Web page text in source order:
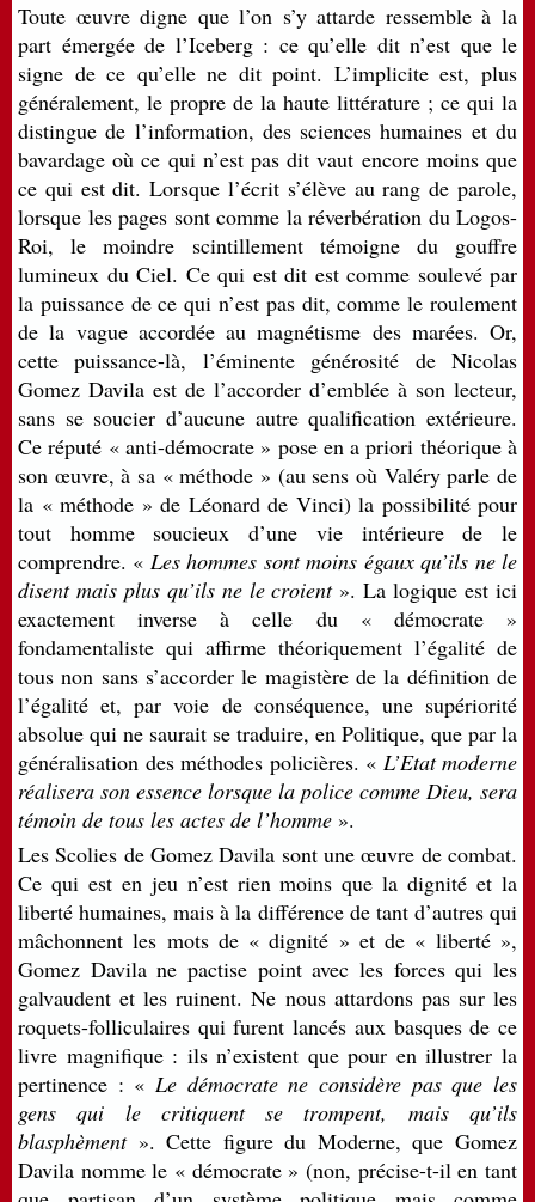
Toute œuvre digne que l’on s’y attarde ressemble à la
part émergée de l’Iceberg : ce qu’elle dit n’est que le
signe de ce qu’elle ne dit point. L’implicite est, plus
généralement, le propre de la haute littérature ; ce qui la
distingue de l’information, des sciences humaines et du
bavardage où ce qui n’est pas dit vaut encore moins que
ce qui est dit. Lorsque l’écrit s’élève au rang de parole,
lorsque les pages sont comme la réverbération du Logos-
Roi, le moindre scintillement témoigne du gouffre
lumineux du Ciel. Ce qui est dit est comme soulevé par
la puissance de ce qui n’est pas dit, comme le roulement
de la vague accordée au magnétisme des marées. Or,
cette puissance-là, l’éminente générosité de Nicolas
Gomez Davila est de l’accorder d’emblée à son lecteur,
sans se soucier d’aucune autre qualification extérieure.
Ce réputé « anti-démocrate » pose en a priori théorique à
son œuvre, à sa « méthode » (au sens où Valéry parle de
la « méthode » de Léonard de Vinci) la possibilité pour
tout homme soucieux d’une vie intérieure de le
comprendre. « Les hommes sont moins égaux qu’ils ne le
disent mais plus qu’ils ne le croient ». La logique est ici
exactement inverse à celle du « démocrate »
fondamentaliste qui affirme théoriquement l’égalité de
tous non sans s’accorder le magistère de la définition de
l’égalité et, par voie de conséquence, une supériorité
absolue qui ne saurait se traduire, en Politique, que par la
généralisation des méthodes policières. « L’Etat moderne
réalisera son essence lorsque la police comme Dieu, sera
témoin de tous les actes de l’homme ».
Les Scolies de Gomez Davila sont une œuvre de combat.
Ce qui est en jeu n’est rien moins que la dignité et la
liberté humaines, mais à la différence de tant d’autres qui
mâchonnent les mots de « dignité » et de « liberté »,
Gomez Davila ne pactise point avec les forces qui les
galvaudent et les ruinent. Ne nous attardons pas sur les
roquets-folliculaires qui furent lancés aux basques de ce
livre magnifique : ils n’existent que pour en illustrer la
pertinence : « Le démocrate ne considère pas que les
gens qui le critiquent se trompent, mais qu’ils
blasphèment». Cette figure du Moderne, que Gomez
Davila nomme le « démocrate » (non, précise-t-il en tant